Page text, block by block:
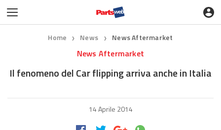
Home ❯ News ❯ News Aftermarket
News Aftermarket
Il fenomeno del Car flipping arriva anche in Italia
14 Aprile 2014